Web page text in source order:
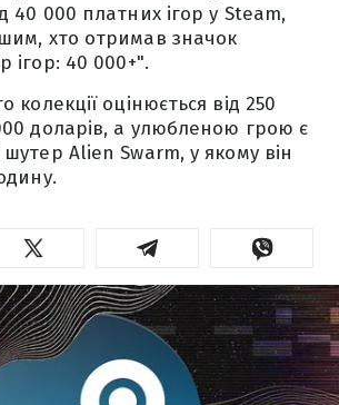
40 000 платних ігор у Steam,
хто отримав значок
ігор: 40 000+".
колекції оцінюється від 250
доларів, а улюбленою грою є
Alien Swarm, у якому він